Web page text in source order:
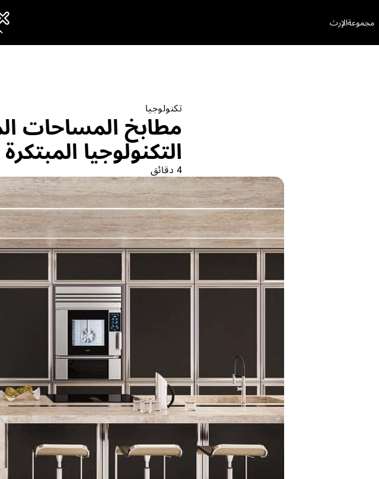
مجموعةالإرث
تكنولوجيا
مطابخ المساحات
التكنولوجيا
4 دقائق